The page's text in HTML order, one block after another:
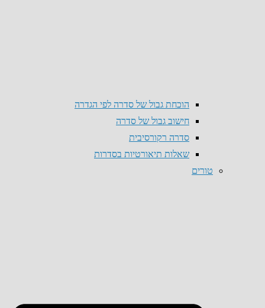
הוכחת גבול של סדרה לפי הגדרה
חישוב גבול של סדרה
סדרה רקורסיבית
שאלות תיאורטיות בסדרות
טורים